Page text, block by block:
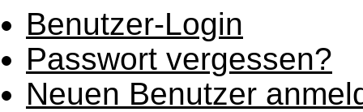
Benutzer-Login
Passwort vergessen?
Neuen Benutzer